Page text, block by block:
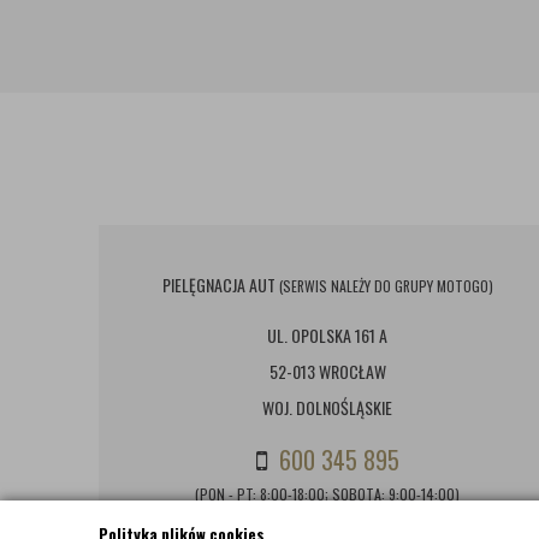
Polityka plików cookies
PIELĘGNACJA AUT (SERWIS NALEŻY DO GRUPY MOTOGO)
UL. OPOLSKA 161 A
52-013 WROCŁAW
WOJ. DOLNOŚLĄSKIE
600 345 895
(PON - PT: 8:00-18:00; SOBOTA: 9:00-14:00)